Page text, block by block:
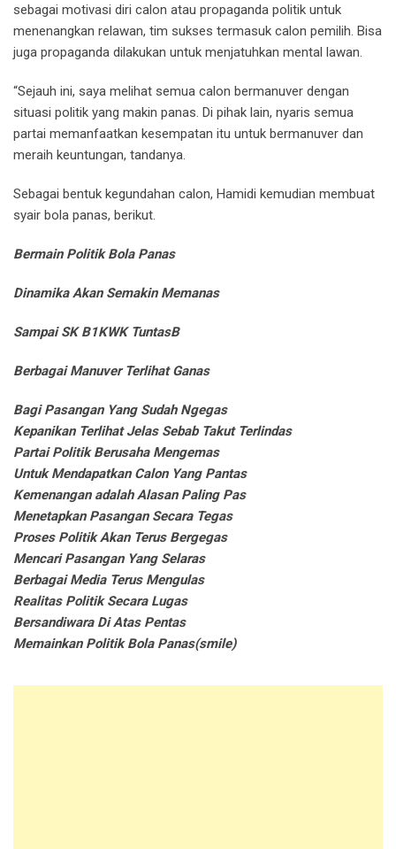
sebagai motivasi diri calon atau propaganda politik untuk
menenangkan relawan, tim sukses termasuk calon pemilih. Bisa
juga propaganda dilakukan untuk menjatuhkan mental lawan.
“Sejauh ini, saya melihat semua calon bermanuver dengan
situasi politik yang makin panas. Di pihak lain, nyaris semua
partai memanfaatkan kesempatan itu untuk bermanuver dan
meraih keuntungan, tandanya.
Sebagai bentuk kegundahan calon, Hamidi kemudian membuat
syair bola panas, berikut.
Bermain Politik Bola Panas
Dinamika Akan Semakin Memanas
Sampai SK B1KWK TuntasB
Berbagai Manuver Terlihat Ganas
Bagi Pasangan Yang Sudah Ngegas
Kepanikan Terlihat Jelas Sebab Takut Terlindas
Partai Politik Berusaha Mengemas
Untuk Mendapatkan Calon Yang Pantas
Kemenangan adalah Alasan Paling Pas
Menetapkan Pasangan Secara Tegas
Proses Politik Akan Terus Bergegas
Mencari Pasangan Yang Selaras
Berbagai Media Terus Mengulas
Realitas Politik Secara Lugas
Bersandiwara Di Atas Pentas
Memainkan Politik Bola Panas(smile)